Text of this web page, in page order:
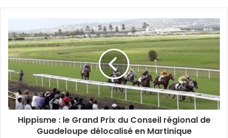
Hippisme : le Grand Prix du Conseil régional de
Guadeloupe délocalisé en Martinique